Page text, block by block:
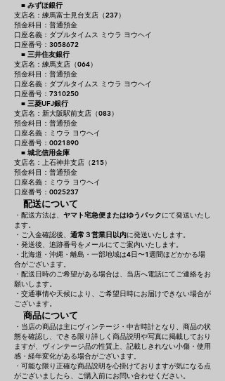
■ みずほ銀行
支店名：練馬富士見台支店（237）
預金科目：普通預金
口座名義：ダブルタイムス ミウラ ヨウヘイ
口座番号：3058672
■ 三井住友銀行
支店名：練馬支店（064）
預金科目：普通預金
口座名義：ダブルタイムス ミウラ ヨウヘイ
口座番号：7310250
■ 三菱UFJ銀行
支店名：新大阪駅前支店（083）
預金科目：普通預金
口座名義：ミウラ ヨウヘイ
口座番号：0021890
■ 城北信用金庫
支店名：上石神井支店（215）
預金科目：普通預金
口座名義：ミウラ ヨウヘイ
口座番号：0025237
配送について
・配送方法は、 ヤマト宅急便またはゆうパックにて発送いたし
ます。
・ご入金確認後、 通常３営業日以内に発送いたします。
・発送後、追跡番号をメールにてご案内いたします。
・北海道・沖縄・離島・一部地域は4日〜1週間ほどかかる場
合がございます。
・配送日時のご希望がある場合は、当店へ電話にてご連絡をお
願いします。
・交通事情や天候により、ご希望日時にお届けできない場合が
ございます。
商品について
・当店の商品は主にヴィンテージ・中古時計となり、商品の状
態を確認し、できる限り詳しく商品説明や写真に掲載しており
ますが、ヴィンテージ品の性質上、記載しきれない小傷・使用
感・経年変化がある場合がございます。
・可能な限り正確な商品説明を心掛けておりますが気になる点
がございましたら、ご購入前にお問い合わせください。